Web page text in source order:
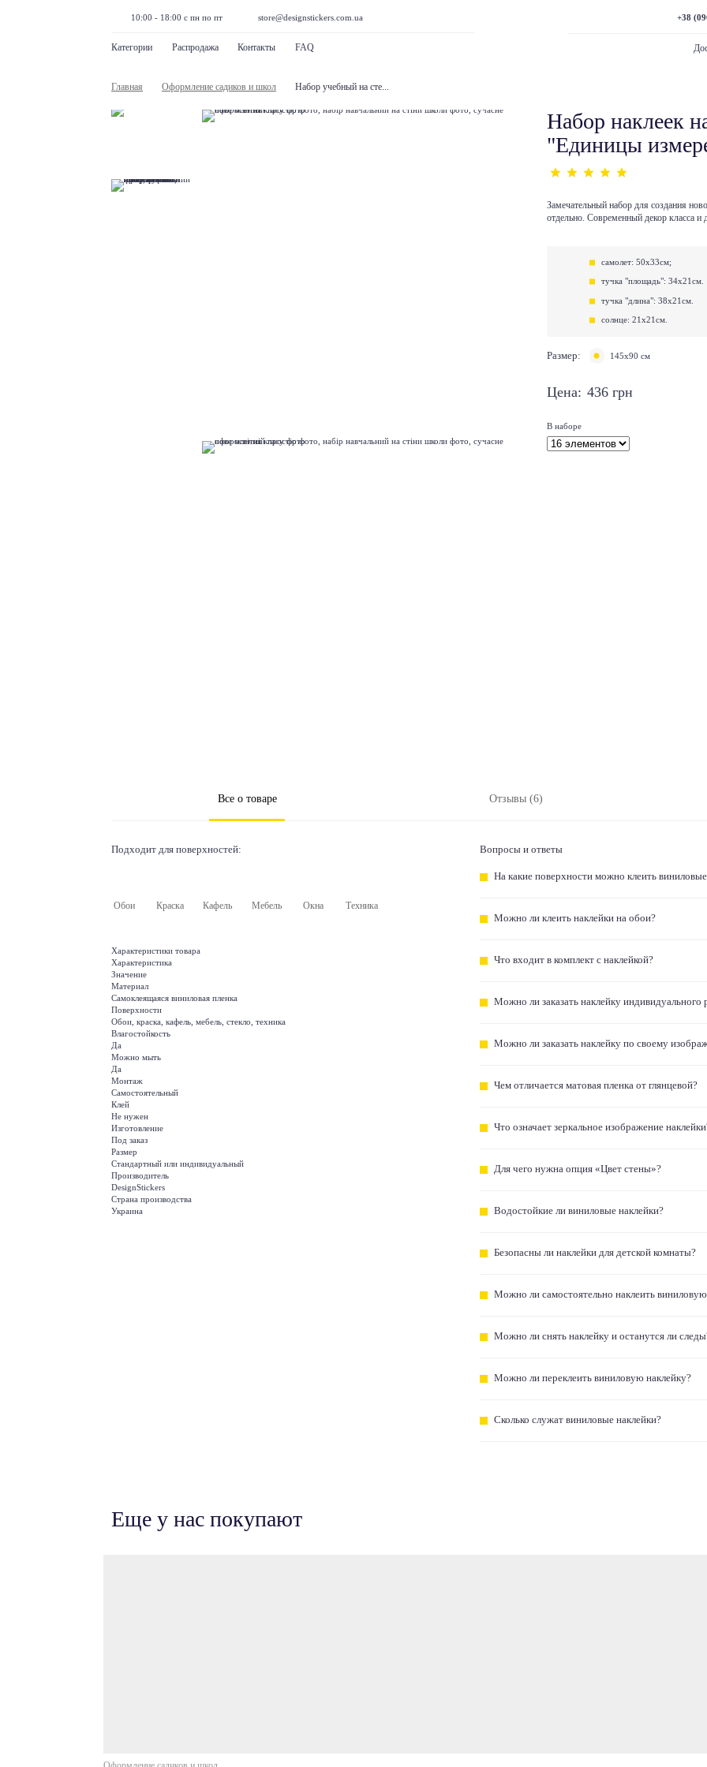
10:00 - 18:00 с пн по пт store@designstickers.com.ua
Категории Распродажа Контакты FAQ
+38
Главная Оформление садиков и школ Набор учебный на сте...
Набор наклеек
"Единицы
Замечательный набор для создания
отдельно. Современный декор класса и
самолет: 50х33см;
тучка "площадь": 34х21см.
тучка "длина": 38х21см.
солнце: 21х21см.
Размер: 145х90 см
Цена: 436 грн
В наборе
Все о товаре Отзывы (6)
Подходит для поверхностей:
Обои Краска Кафель Мебель Окна Техника
Характеристики товара
Характеристика
Значение
Материал
Самоклеящаяся виниловая пленка
Поверхности
Обои, краска, кафель, мебель, стекло, техника
Влагостойкость
Да
Можно мыть
Да
Монтаж
Самостоятельный
Клей
Не нужен
Изготовление
Под заказ
Размер
Стандартный или индивидуальный
Производитель
DesignStickers
Страна производства
Украина
Вопросы и ответы
На какие поверхности можно клеить
Можно ли клеить наклейки на обои?
Что входит в комплект с наклейкой?
Можно ли заказать наклейку индивидуального
Можно ли заказать наклейку по своему
Чем отличается матовая пленка от глянцевой?
Что означает зеркальное изображение
Для чего нужна опция «Цвет стены»?
Водостойкие ли виниловые наклейки?
Безопасны ли наклейки для детской комнаты?
Можно ли самостоятельно наклеить виниловую
Можно ли снять наклейку и останутся ли
Можно ли переклеить виниловую наклейку?
Сколько служат виниловые наклейки?
Еще у нас покупают